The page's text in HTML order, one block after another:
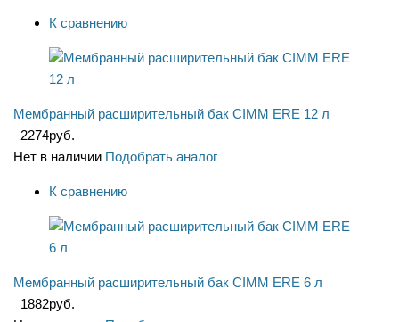
К сравнению
Мембранный расширительный бак CIMM ERE 12 л
2274руб.
Нет в наличии Подобрать аналог
К сравнению
Мембранный расширительный бак CIMM ERE 6 л
1882руб.